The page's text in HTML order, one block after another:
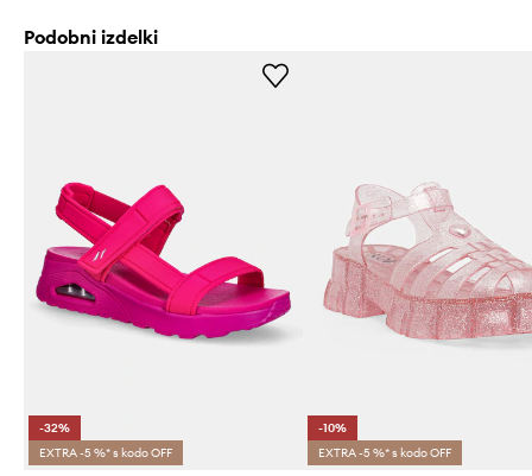
Podobni izdelki
-32%
EXTRA -5 %* s kodo OFF
-10%
EXTRA -5 %* s kodo OFF